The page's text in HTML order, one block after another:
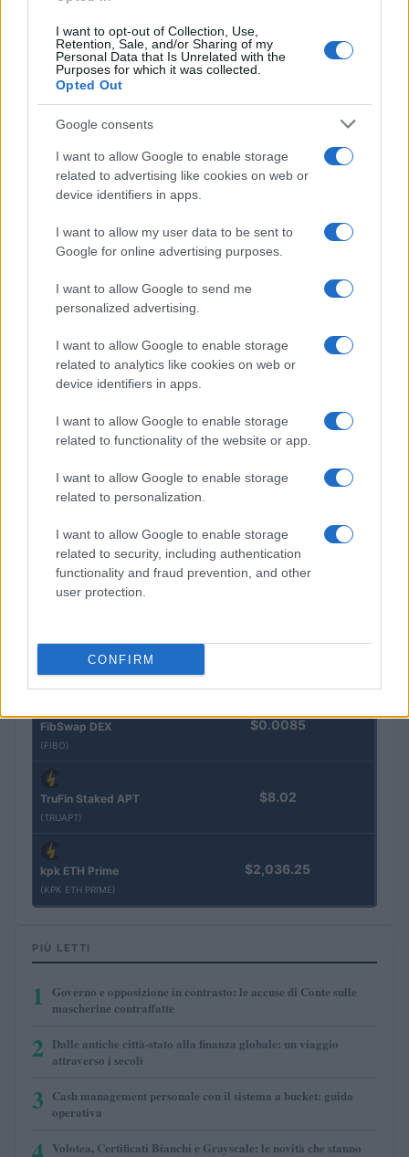
I want to opt-out of Collection, Use,
Retention, Sale, and/or Sharing of my
Personal Data that Is Unrelated with the
Purposes for which it was collected.
Opted Out
Google consents
I want to allow Google to enable storage
related to advertising like cookies on web or
device identifiers in apps.
I want to allow my user data to be sent to
Google for online advertising purposes.
I want to allow Google to send me
personalized advertising.
I want to allow Google to enable storage
related to analytics like cookies on web or
device identifiers in apps.
I want to allow Google to enable storage
related to functionality of the website or app.
I want to allow Google to enable storage
related to personalization.
I want to allow Google to enable storage
related to security, including authentication
functionality and fraud prevention, and other
user protection.
CONFIRM
Francesca Spadaro · 10 Ago 2026
QUOTAZIONI CRYPTO
Nome
Eureka Bridged PAX
Gold (Terra
$4,187.30
Steakhouse EURCV
Morpho Vault
(STEAKEURCV)
$100,000,000,000,000.00
Epoch Island $0.032
(STINJ)
$3,407.11
(JDB)
FibSwap DEX
(FIBO)
$0.0085
TruFin Staked APT
(TRUAPT)
$8.02
kpk ETH Prime
(KPK ETH PRIME)
$2,036.25
PIÙ LETTI
1
Governo e opposizione in contrasto: le accuse di Conte sulle
mascherine contraffatte
2 Dalle antiche città-stato alla finanza globale: un viaggio
attraverso i secoli
3 Cash management personale con il sistema a bucket: guida
operativa
Volotea, Certificati Bianchi e Grayscale: le novità che stanno